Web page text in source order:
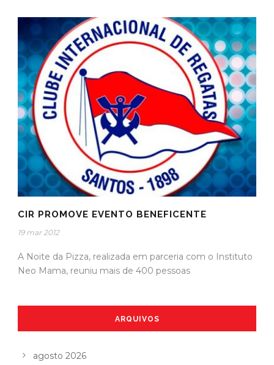
CIR PROMOVE EVENTO BENEFICENTE
19 mar 2012
A Noite da Pizza, realizada em parceria com o Instituto
Neo Mama, reuniu mais de 400 pessoas
ARQUIVOS
agosto 2026